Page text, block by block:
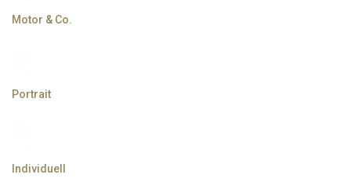
Motor & Co.
Portrait
Individuell